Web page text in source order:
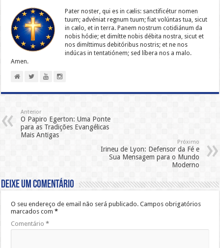
Pater noster, qui es in cælis: sanc­ti­ficétur nomen
tuum; advéniat regnum tuum; fiat volúntas tua, sicut
in cælo, et in terra. Panem nostrum cotidiánum da
nobis hódie; et dimítte nobis débita nostra, sicut et
nos dimíttimus debitóribus nostris; et ne nos
indúcas in ten­ta­tiónem; sed líbera nos a malo.
Amen.
Anterior
O Papiro Egerton: Uma Ponte
para as Tradições Evangélicas
Mais Antigas
Próximo
Irineu de Lyon: Defensor da Fé e
Sua Mensagem para o Mundo
Moderno
Deixe um comentário
O seu endereço de email não será publicado. Campos obrigatórios
marcados com*
Comentário*